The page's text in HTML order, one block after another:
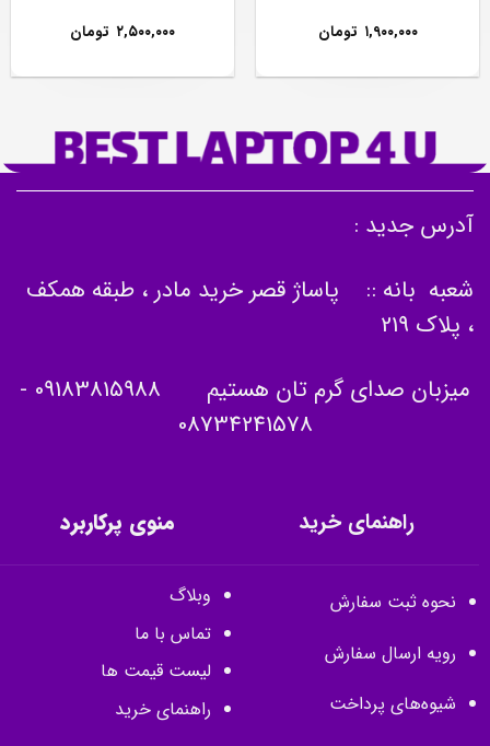
۱,۹۰۰,۰۰۰ تومان ۲,۵۰۰,۰۰۰ تومان
آدرس جدید :
شعبه بانه :: پاساژ قصر خرید مادر ، طبقه همکف
، پلاک 219
میزبان صدای گرم تان هستیم 09183815988
-
08734241578
راهنمای خرید
نحوه ثبت سفارش
رویه ارسال سفارش
شیوه‌های پرداخت
منوی پرکاربرد
وبلاگ
تماس با ما
لیست قیمت ها
راهنمای خرید